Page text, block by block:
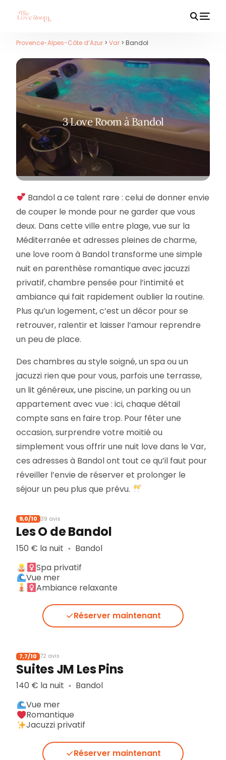
Provence-Alpes-Côte d’Azur >Var > Bandol
3 Love Room à Bandol
Bandol a ce talent rare : celui de donner envie
de couper le monde pour ne garder que vous
deux. Dans cette ville entre plage, vue sur la
Méditerranée et adresses pleines de charme,
une love room à Bandol transforme une simple
nuit en parenthèse romantique avec jacuzzi
privatif, chambre pensée pour l’intimité et
ambiance qui fait rapidement oublier la routine.
Plus qu’un logement, c’est un décor pour se
retrouver, ralentir et laisser l’amour reprendre
un peu de place.
Des chambres au style soigné, un spa ou un
jacuzzi rien que pour vous, parfois une terrasse,
un lit généreux, une piscine, un parking ou un
appartement avec vue : ici, chaque détail
compte sans en faire trop. Pour fêter une
occasion, surprendre votre moitié ou
simplement vous offrir une nuit love dans le Var,
ces adresses à Bandol ont tout ce qu’il faut pour
réveiller l’envie de réserver et prolonger le
séjour un peu plus que prévu.
9,0/10 39 avis
Les O de Bandol
150 € la nuit ▪︎ Bandol
Spa privatif
Vue mer
Ambiance relaxante
Réserver maintenant
7,7/10 72 avis
Suites JM Les Pins
140 € la nuit ▪︎ Bandol
Vue mer
Romantique
Jacuzzi privatif
Réserver maintenant
HOT